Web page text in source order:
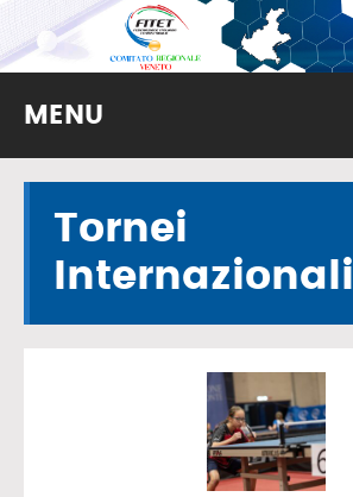
MENU
Tornei
Internazionali